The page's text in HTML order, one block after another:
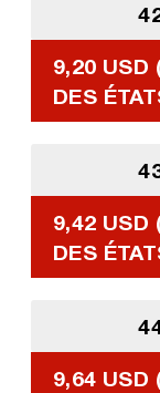
9,20 USD
DES
9,42 USD
DES
9,64 USD